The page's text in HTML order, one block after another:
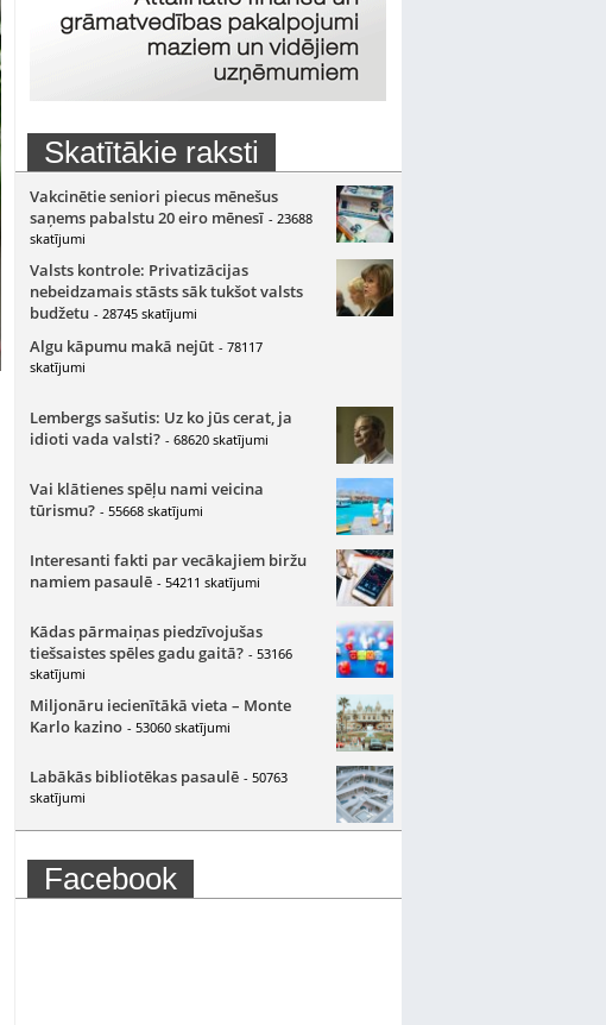
Skatītākie raksti
Vakcinētie seniori piecus mēnešus
saņems pabalstu 20 eiro mēnesī - 23688
skatījumi
Valsts kontrole: Privatizācijas
nebeidzamais stāsts sāk tukšot valsts
budžetu - 28745 skatījumi
Algu kāpumu makā nejūt - 78117
skatījumi
Lembergs sašutis: Uz ko jūs cerat, ja
idioti vada valsti? - 68620 skatījumi
Vai klātienes spēļu nami veicina
tūrismu? - 55668 skatījumi
Interesanti fakti par vecākajiem biržu
namiem pasaulē - 54211 skatījumi
Kādas pārmaiņas piedzīvojušas
tiešsaistes spēles gadu gaitā? - 53166
skatījumi
Miljonāru iecienītākā vieta – Monte
Karlo kazino - 53060 skatījumi
Labākās bibliotēkas pasaulē - 50763
skatījumi
Facebook